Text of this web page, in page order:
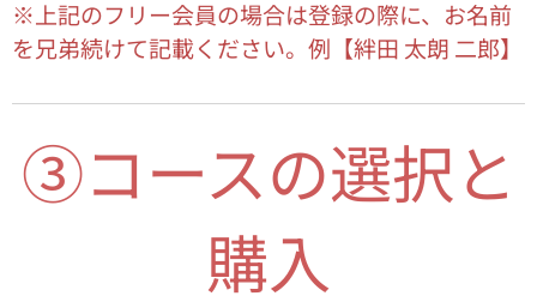
※上記のフリー会員の場合は登録の際に、お名前
を兄弟続けて記載ください。例【絆田 太朗 二郎】
③コースの選択と
購入